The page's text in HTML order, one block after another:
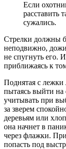
Если
расставить
сужались.
Стрелки должны
неподвижно,
не спугнуть его.
приближаясь к
Поднятая с лежки
пытаясь выйти на
учитывать при
за зверем
деревьям или
она начнет в
через флажки.
попасть под